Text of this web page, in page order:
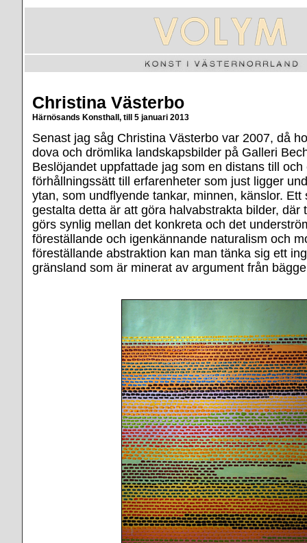
Christina Västerbo
Härnösands Konsthall, till 5 januari 2013
Senast jag såg Christina Västerbo var 2007, då
dova och drömlika landskapsbilder på Galleri
Beslöjandet uppfattade jag som en distans till och
förhållningssätt till erfarenheter som just ligger
ytan, som undflyende tankar, minnen, känslor. Ett
gestalta detta är att göra halvabstrakta bilder, där
görs synlig mellan det konkreta och det
föreställande och igenkännande naturalism och
föreställande abstraktion kan man tänka sig ett
gränsland som är minerat av argument från